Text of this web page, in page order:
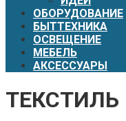
ОБОРУДОВАНИЕ
БЫТТЕХНИКА
ОСВЕЩЕНИЕ
МЕБЕЛЬ
АКСЕССУАРЫ
ТЕКСТИЛЬ